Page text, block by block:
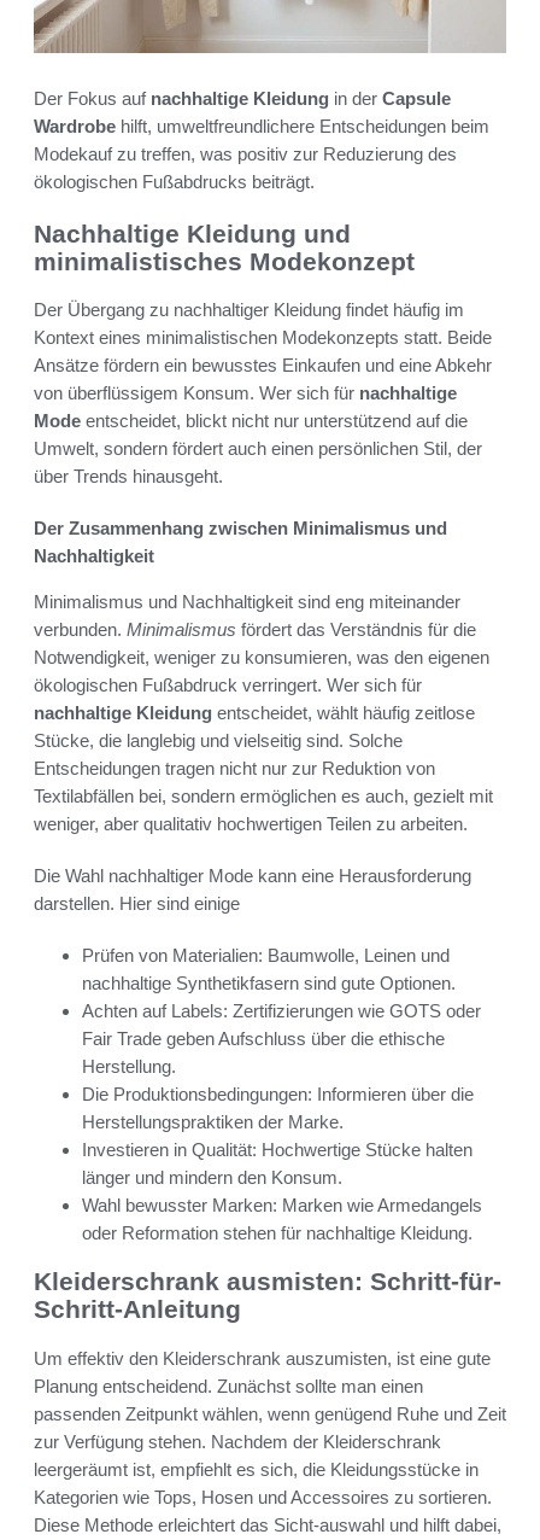
Der Fokus auf nachhaltige Kleidung in der Capsule
Wardrobe hilft, umweltfreundlichere Entscheidungen beim
Modekauf zu treffen, was positiv zur Reduzierung des
ökologischen Fußabdrucks beiträgt.
Nachhaltige Kleidung und
minimalistisches Modekonzept
Der Übergang zu nachhaltiger Kleidung findet häufig im
Kontext eines minimalistischen Modekonzepts statt. Beide
Ansätze fördern ein bewusstes Einkaufen und eine Abkehr
von überflüssigem Konsum. Wer sich für nachhaltige
Mode entscheidet, blickt nicht nur unterstützend auf die
Umwelt, sondern fördert auch einen persönlichen Stil, der
über Trends hinausgeht.
Der Zusammenhang zwischen Minimalismus und
Nachhaltigkeit
Minimalismus und Nachhaltigkeit sind eng miteinander
verbunden. Minimalismus fördert das Verständnis für die
Notwendigkeit, weniger zu konsumieren, was den eigenen
ökologischen Fußabdruck verringert. Wer sich für
nachhaltige Kleidung entscheidet, wählt häufig zeitlose
Stücke, die langlebig und vielseitig sind. Solche
Entscheidungen tragen nicht nur zur Reduktion von
Textilabfällen bei, sondern ermöglichen es auch, gezielt mit
weniger, aber qualitativ hochwertigen Teilen zu arbeiten.
Die Wahl nachhaltiger Mode kann eine Herausforderung
darstellen. Hier sind einige
Prüfen von Materialien: Baumwolle, Leinen und
nachhaltige Synthetikfasern sind gute Optionen.
Achten auf Labels: Zertifizierungen wie GOTS oder
Fair Trade geben Aufschluss über die ethische
Herstellung.
Die Produktionsbedingungen: Informieren über die
Herstellungspraktiken der Marke.
Investieren in Qualität: Hochwertige Stücke halten
länger und mindern den Konsum.
Wahl bewusster Marken: Marken wie Armedangels
oder Reformation stehen für nachhaltige Kleidung.
Kleiderschrank ausmisten: Schritt-für-
Schritt-Anleitung
Um effektiv den Kleiderschrank auszumisten, ist eine gute
Planung entscheidend. Zunächst sollte man einen
passenden Zeitpunkt wählen, wenn genügend Ruhe und Zeit
zur Verfügung stehen. Nachdem der Kleiderschrank
leergeräumt ist, empfiehlt es sich, die Kleidungsstücke in
Kategorien wie Tops, Hosen und Accessoires zu sortieren.
Diese Methode erleichtert das Sicht-auswahl und hilft dabei,